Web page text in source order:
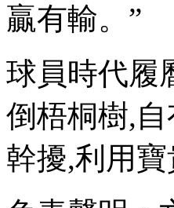
贏有輸。”
球員時代履
倒梧桐樹,
幹擾,利用寶